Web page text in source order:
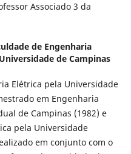
Associado 3 da
de Engenharia
de Campinas
Elétrica pela Universidade
em Engenharia
de Campinas (1982) e
pela Universidade
em conjunto com o